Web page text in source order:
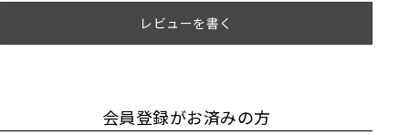
レビューを書く
会員登録がお済みの方